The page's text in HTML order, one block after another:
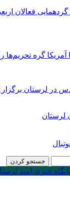
فعالان
آمریکا گره تحریم‌ها
در لرستان برگزار
لرستان